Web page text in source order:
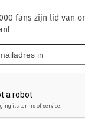
fans zijn lid van